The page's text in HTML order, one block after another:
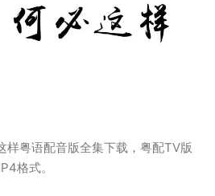
样粤语配音版全集下载，粤配TV版
格式。